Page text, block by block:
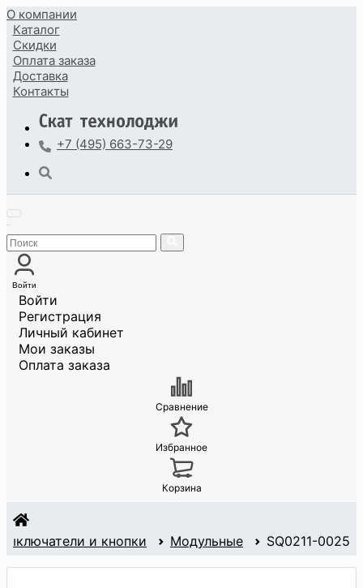
О компании
Каталог
Скидки
Оплата заказа
Доставка
Контакты
+7 (495) 663-73-29
Войти
Войти
Регистрация
Личный кабинет
Мои заказы
Оплата заказа
Сравнение
Избранное
Корзина
и кнопки Модульные SQ0211-0025